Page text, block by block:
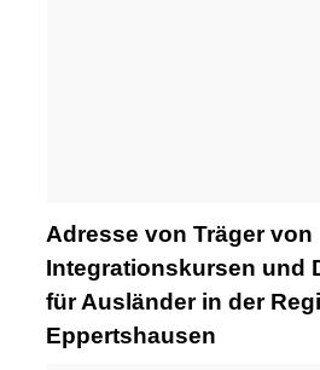
Adresse von Träger von
Integrationskursen und
für Ausländer in der
Eppertshausen